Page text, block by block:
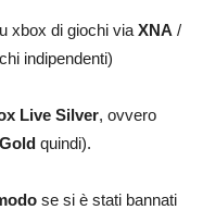
xbox di giochi via XNA /
indipendenti)
Live Silver, ovvero
Gold quindi).
se si è stati bannati